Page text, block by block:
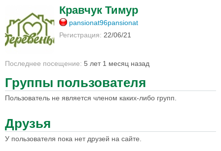
Кравчук Тимур
pansionat96pansionat
Регистрация: 22/06/21
Последнее посещение: 5 лет 1 месяц назад
Группы пользователя
Пользователь не является членом каких-либо групп.
Друзья
У пользователя пока нет друзей на сайте.